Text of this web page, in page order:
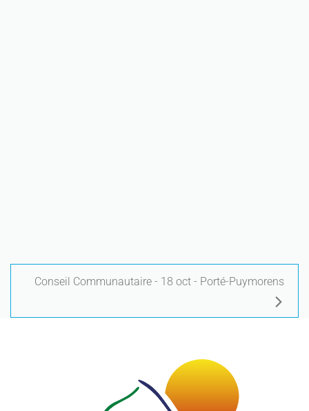
Conseil Communautaire - 18 oct - Porté-Puymorens